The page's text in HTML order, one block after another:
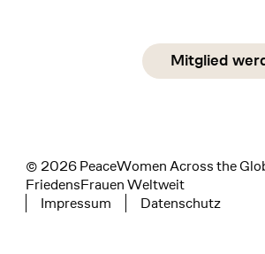
Social Media
linkedin
Mitglied
© 2026 PeaceWomen Across the
FriedensFrauen Weltweit
Tertiary navigation
Impressum Datenschutz